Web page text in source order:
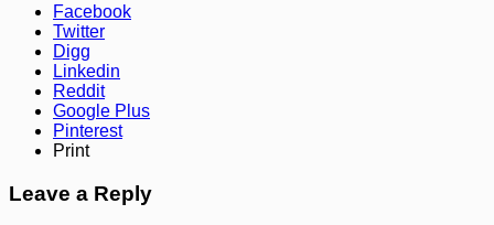
Facebook
Twitter
Digg
Linkedin
Reddit
Google Plus
Pinterest
Print
Leave a Reply